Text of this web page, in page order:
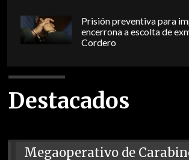
Prisión preventiva para
encerrona a escolta de
Cordero
Destacados
Megaoperativo de